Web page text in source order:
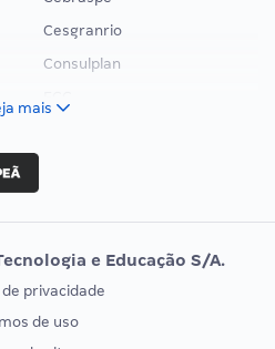
Cesgranrio
Consulplan
Vunesp
EXAME DE ORDEM
mais
e Educação S/A.
privacidade
de uso